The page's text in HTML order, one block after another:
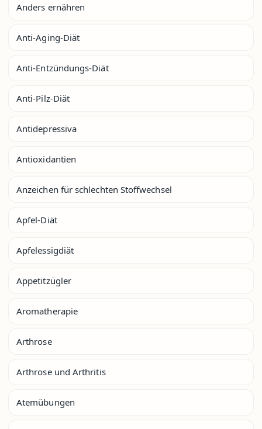
Anders ernähren
Anti-Aging-Diät
Anti-Entzündungs-Diät
Anti-Pilz-Diät
Antidepressiva
Antioxidantien
Anzeichen für schlechten Stoffwechsel
Apfel-Diät
Apfelessigdiät
Appetitzügler
Aromatherapie
Arthrose
Arthrose und Arthritis
Atemübungen